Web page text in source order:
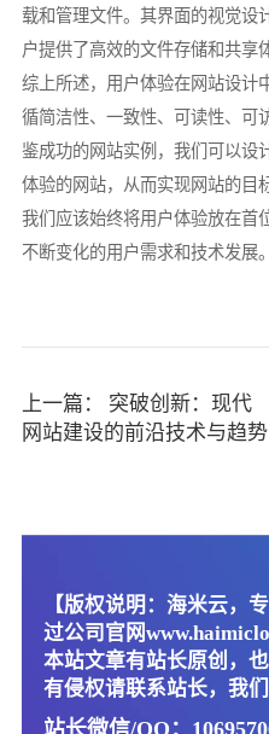
载和管理文件。其界面的视觉设
户提供了高效的文件存储和共享
综上所述，用户体验在网站设计
循简洁性、一致性、可读性、可
鉴成功的网站实例，我们可以设
体验的网站，从而实现网站的目
我们应该始终将用户体验放在首
不断变化的用户需求和技术发展。
上一篇：
突破创新：现代
网站建设的前沿技术与趋势
【版权说明：海米云，
过公司官网
本站文章有站长原创，
有侵权请联系站长，我